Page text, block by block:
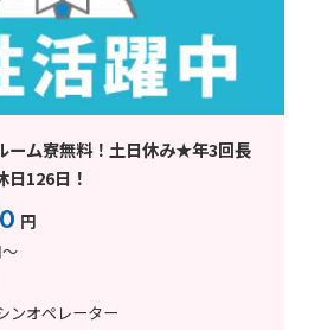
ーム寮無料！土日休み★年3回長
126日！
円
ンオペレーター